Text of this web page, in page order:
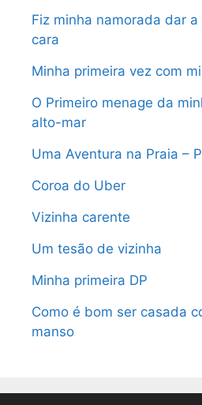
Fiz minha namorada dar
cara
Minha primeira vez com
O Primeiro menage da
alto-mar
Uma Aventura na Praia –
Coroa do Uber
Vizinha carente
Um tesão de vizinha
Minha primeira DP
Como é bom ser casada
manso